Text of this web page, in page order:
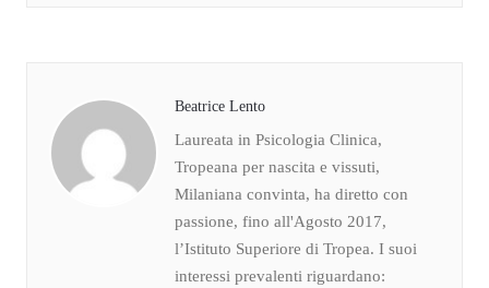
Beatrice Lento
Laureata in Psicologia Clinica,
Tropeana per nascita e vissuti,
Milaniana convinta, ha diretto con
passione, fino all'Agosto 2017,
l’Istituto Superiore di Tropea. I suoi
interessi prevalenti riguardano: